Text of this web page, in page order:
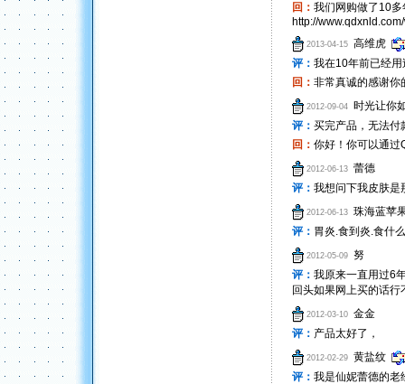
回： 我们网购做了10
http://
2013-04-15高维虎
评： 我在10年前已经
回： 非常真诚的感谢你
2012-09-04
时光让你
评： 买完产品，无法付
回： 你好！你可以通
2012-06-13蕾德
评： 我想问下我皮肤是
2012-06-13
珠海蓝苹
评： 胃炎.食到炎.食什
2012-05-09努
评： 我原来一直用过6
回头如果网上买的话
2012-03-10金金
评： 产品太好了，
2012-02-29黄盐纹
评： 我是仙妮蕾德的老